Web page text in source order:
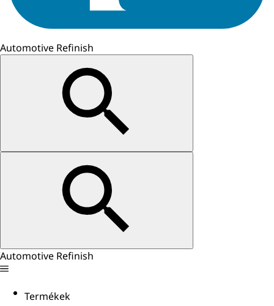
Automotive Refinish
Automotive Refinish
Termékek